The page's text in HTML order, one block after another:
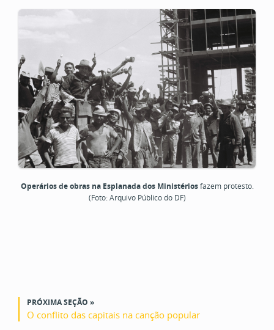
Operários de obras na Esplanada dos Ministériosfazem protesto.
(Foto: Arquivo Público do DF)
PRÓXIMA SEÇÃO »
O conflito das capitais na canção popular